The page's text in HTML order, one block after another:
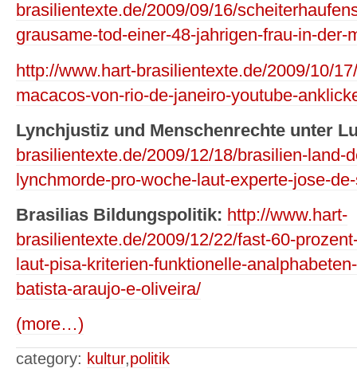
brasilientexte.de/2009/09/16/
grausame-tod-einer-48-jahrigen-frau-in-
http://www.hart-brasilientexte.de/2009/10/
macacos-von-rio-de-janeiro-youtube-
Lynchjustiz und Menschenrechte unter
brasilientexte.de/2009/12/18/brasilien-land-
lynchmorde-pro-woche-laut-experte-jose-
Brasilias Bildungspolitik: http://www.hart-
brasilientexte.de/2009/12/22/fast-60-
laut-pisa-kriterien-funktionelle-
batista-araujo-e-oliveira/
(more…)
category: kultur,politik